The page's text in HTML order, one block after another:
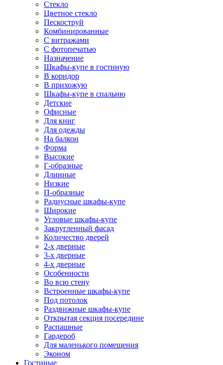
Стекло
Цветное стекло
Пескоструй
Комбинированные
С витражами
С фотопечатью
Назначение
Шкафы-купе в гостиную
В коридор
В прихожую
Шкафы-купе в спальню
Детские
Офисные
Для книг
Для одежды
На балкон
Форма
Высокие
Г-образные
Длинные
Низкие
П-образные
Радиусные шкафы-купе
Широкие
Угловые шкафы-купе
Закругленный фасад
Количество дверей
2-х дверные
3-х дверные
4-х дверные
Особенности
Во всю стену
Встроенные шкафы-купе
Под потолок
Раздвижные шкафы-купе
Открытая секция посередине
Распашные
Гардероб
Для маленького помещения
Эконом
Гостиные